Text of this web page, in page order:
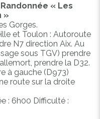
« Les
»
Gorges.
et Toulon : Autoroute
N7 direction Aix. Au
sous TGV) prendre
prendre la D32.
à gauche (D973)
route sur la droite
: 6h00 Difficulté :